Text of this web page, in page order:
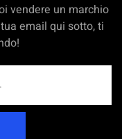
vendere un marchio
email qui sotto, ti